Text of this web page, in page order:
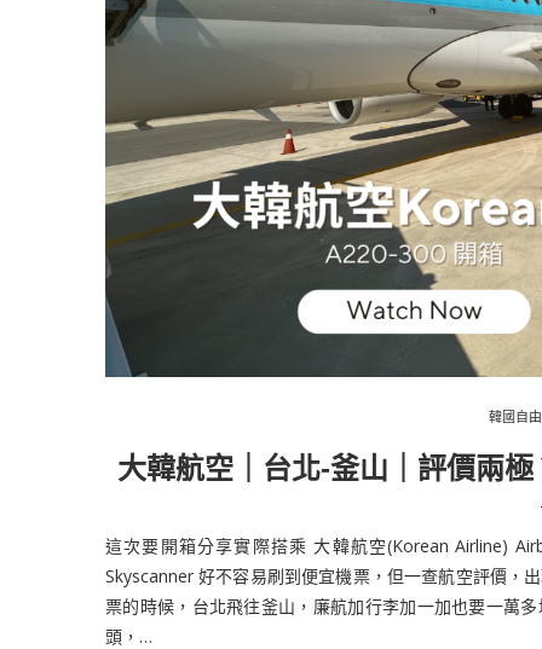
韓國自
大韓航空｜台北-釜山｜評價兩
這次要開箱分享實際搭乘 大韓航空(Korean Airline)
Skyscanner 好不容易刷到便宜機票，但一查航空評價，
票的時候，台北飛往釜山，廉航加行李加一加也要一萬
頭，…